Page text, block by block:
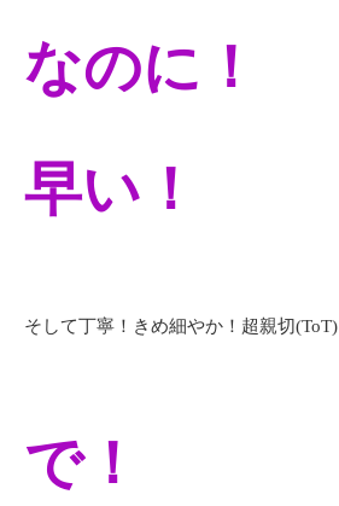
なのに！
早い！
そして丁寧！きめ細やか！超親切(ToT)
で！